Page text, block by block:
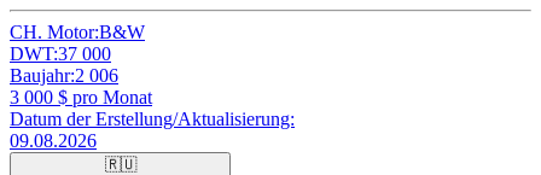
CH. Motor:B&W
DWT:37 000
Baujahr:2 006
3 000 $ pro Monat
Datum der Erstellung/Aktualisierung:
09.08.2026
🇷🇺